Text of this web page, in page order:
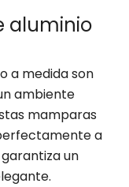
aluminio
a medida son
ambiente
mamparas
a
un